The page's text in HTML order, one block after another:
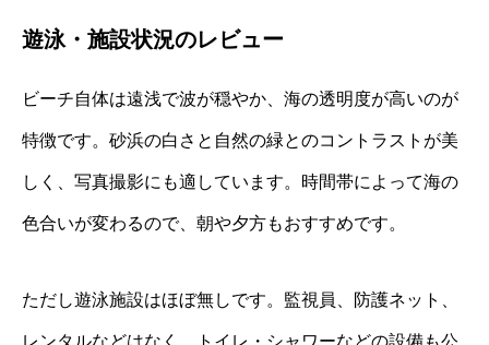
遊泳・施設状況のレビュー
ビーチ自体は遠浅で波が穏やか、海の透明度が高いのが
特徴です。砂浜の白さと自然の緑とのコントラストが美
しく、写真撮影にも適しています。時間帯によって海の
色合いが変わるので、朝や夕方もおすすめです。
ただし遊泳施設はほぼ無しです。監視員、防護ネット、
レンタルなどはなく、トイレ・シャワーなどの設備も公